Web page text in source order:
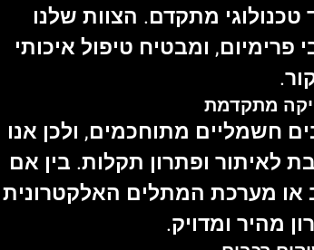
טכנולוגי מתקדם. הצוות שלנו
ומבטיח טיפול איכותי
חשמליים מתוחכמים, ולכן אנו
לאיתור ופתרון תקלות. בין אם
מערכת המתלים האלקטרונית
מהיר ומדויק.